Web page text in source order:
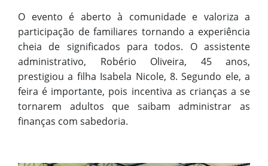
O evento é aberto à comunidade e valoriza a
participação de familiares tornando a experiência
cheia de significados para todos. O assistente
administrativo, Robério Oliveira, 45 anos,
prestigiou a filha Isabela Nicole, 8. Segundo ele, a
feira é importante, pois incentiva as crianças a se
tornarem adultos que saibam administrar as
finanças com sabedoria.